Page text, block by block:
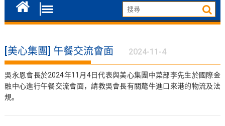
[美心集團] 午餐交流會面 2024-11-4
吳永恩會長於2024年11月4日代表與美心集團中菜部李先生於國際金
融中心進行午餐交流會面，請教吳會長有關氂牛進口來港的物流及法
規。